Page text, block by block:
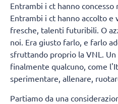
Entrambi i ct hanno
Entrambi i ct hanno accolto
fresche, talenti futuribili. O
noi. Era giusto farlo, e farlo
sfruttando proprio la VNL.
finalmente qualcuno, come
sperimentare, allenare,
Partiamo da una